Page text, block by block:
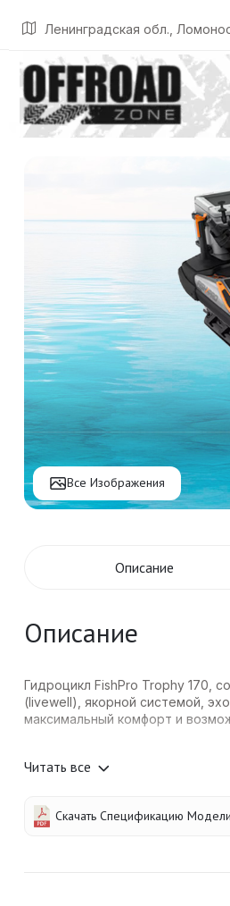
Ленинградская обл.,
Главная Listings Гидроцикл FishPro
Все Изображения
Описание
Описание
Гидроцикл FishPro Trophy 170,
(livewell), якорной системой,
максимальный комфорт и
Читать все
Скачать Спецификацию